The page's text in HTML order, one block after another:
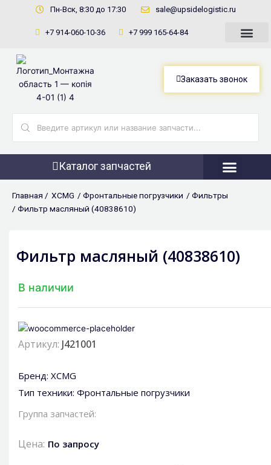
содержимому
Пн-Вск, 8:30 до 17:30 sale@upsidelogistic.ru
+7 914-060-10-36 +7 999 165-64-84
Заказать звонок
Каталог запчастей
Главная / XCMG / Фронтальные погрузчики / Фильтры
/ Фильтр масляный (40838610)
Фильтр масляный (40838610)
В наличии
Артикул: J421001
Бренд: XCMG
Тип техники: Фронтальные погрузчики
Группа запчастей:
Цена: По запросу